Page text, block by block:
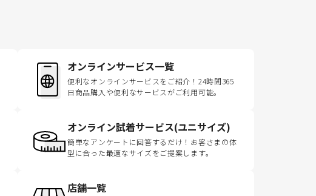
オンラインサービス一覧
便利なオンラインサービスをご紹介！24時間365
日商品購入や便利なサービスがご利用可能。
オンライン試着サービス(ユニサイズ)
簡単なアンケートに回答するだけ！お客さまの体
型に合った最適なサイズをご提案します。
店舗一覧